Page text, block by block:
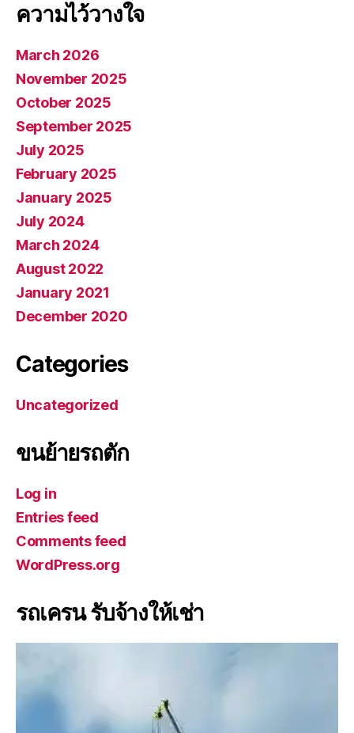
ความไว้วางใจ
March 2026
November 2025
October 2025
September 2025
July 2025
February 2025
January 2025
July 2024
March 2024
August 2022
January 2021
December 2020
Categories
Uncategorized
ขนย้ายรถตัก
Log in
Entries feed
Comments feed
WordPress.org
รถเครน รับจ้างให้เช่า